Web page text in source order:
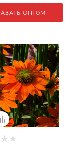
ОПТОМ